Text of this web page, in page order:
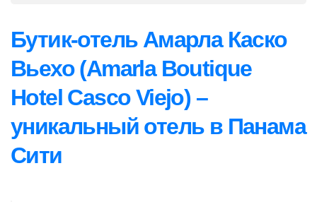
Бутик-отель Амарла Каско
Вьехо (Amarla Boutique
Hotel Casco Viejo) –
уникальный отель в Панама
Сити